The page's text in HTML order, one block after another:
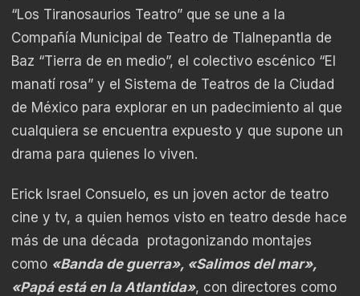
“Los Tiranosaurios Teatro” que se une a la
Compañía Municipal de Teatro de Tlalnepantla de
Baz “Tierra de en medio”, el colectivo escénico “El
manatí rosa” y el Sistema de Teatros de la Ciudad
de México para explorar en un padecimiento al que
cualquiera se encuentra expuesto y que supone un
drama para quienes lo viven.
Erick Israel Consuelo, es un joven actor de teatro
cine y tv, a quien hemos visto en teatro desde hace
más de una década protagonizando montajes
como «Banda de guerra», «Salimos del mar»,
«Papá está en la Atlantida», con directores como